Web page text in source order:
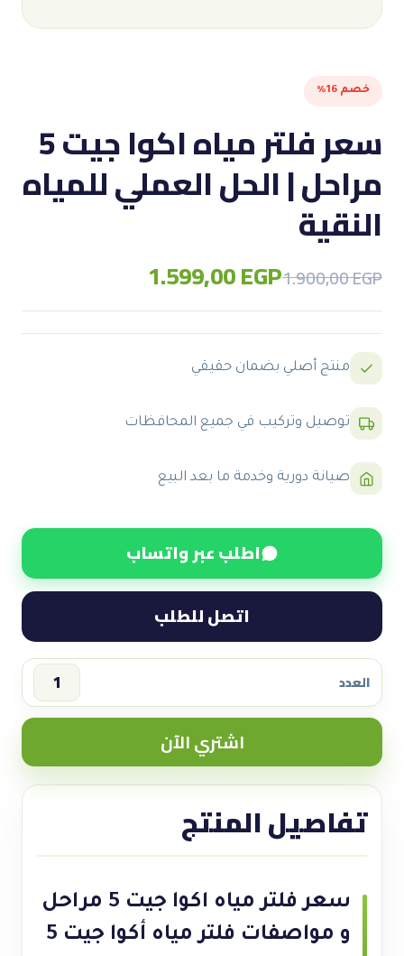
خصم 16%
سعر فلتر مياه اكوا جيت 5
مراحل | الحل العملي للمياه
النقية
1.900,00EGP
Original
was:
1.900,00 EGP.
1.599,00EGP
Current
is:
1.599,00 EGP.
منتج أصلي بضمان حقيقي
توصيل وتركيب في جميع المحافظات
صيانة دورية وخدمة ما بعد البيع
اطلب عبر واتساب
اتصل للطلب
العدد
سعر
فلتر
اكوا
جيت
العملي
للمياه
اشتري الآن
تفاصيل المنتج
سعر فلتر مياه اكوا جيت 5 مراحل
و مواصفات فلتر مياه أكوا جيت 5